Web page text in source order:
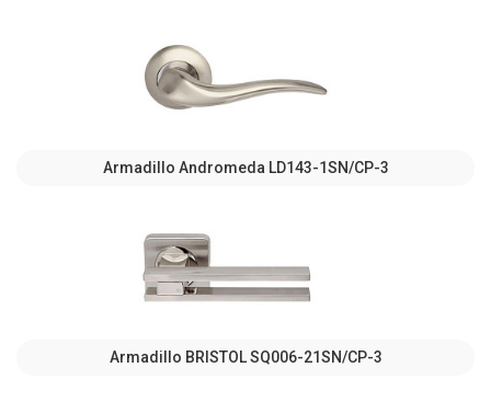
Armadillo Andromeda LD143-1SN/CP-3
Armadillo BRISTOL SQ006-21SN/CP-3